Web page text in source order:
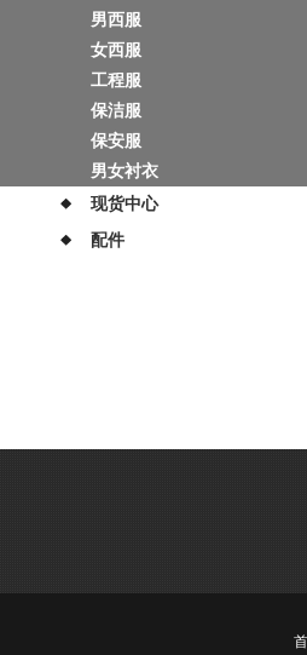
男西服
女西服
工程服
保洁服
保安服
男女衬衣
现货中心
配件